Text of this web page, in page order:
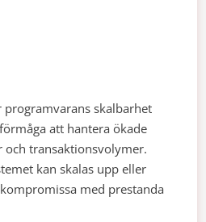
programvarans skalbarhet
att hantera ökade
och transaktionsvolymer.
kan skalas upp eller
med prestanda